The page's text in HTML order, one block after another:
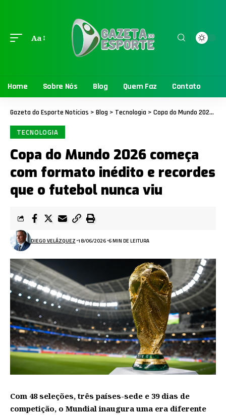
Aa
Home Sobre Nós Blog Quem Faz Contato
Gazeta do Esporte Notícias > Blog > Tecnologia > Copa do Mundo 2026 começa com formato inédito e recordes que o futebol nunca viu
TECNOLOGIA
Copa do Mundo 2026 começa
com formato inédito e recordes
que o futebol nunca viu
DIEGO VELÁZQUEZ 18/06/2026 6 MIN DE LEITURA
Com 48 seleções, três países-sede e 39 dias de
competição, o Mundial inaugura uma era diferente